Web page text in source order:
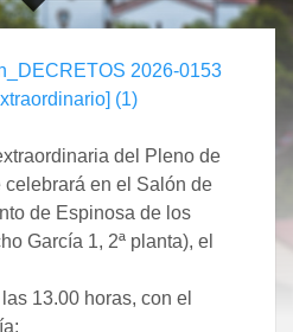
2026-0153
(1)
del Pleno de
celebrará en el Salón de
de Espinosa de los
García 1, 2ª planta), el
13.00 horas, con el